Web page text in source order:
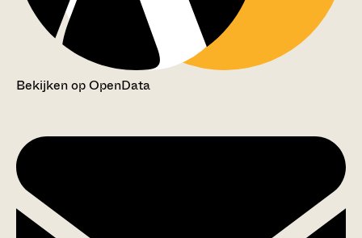
Bekijken op OpenData